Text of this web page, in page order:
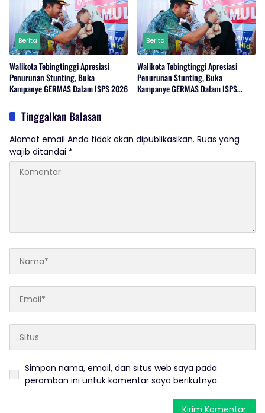
Berita
Walikota Tebingtinggi Apresiasi
Penurunan Stunting, Buka
Kampanye GERMAS Dalam ISPS 2026
Berita
Walikota Tebingtinggi Apresiasi
Penurunan Stunting, Buka
Kampanye GERMAS Dalam ISPS
Tinggalkan Balasan
Alamat email Anda tidak akan dipublikasikan. Ruas yang
wajib ditandai *
Simpan nama, email, dan situs web saya pada
peramban ini untuk komentar saya berikutnya.